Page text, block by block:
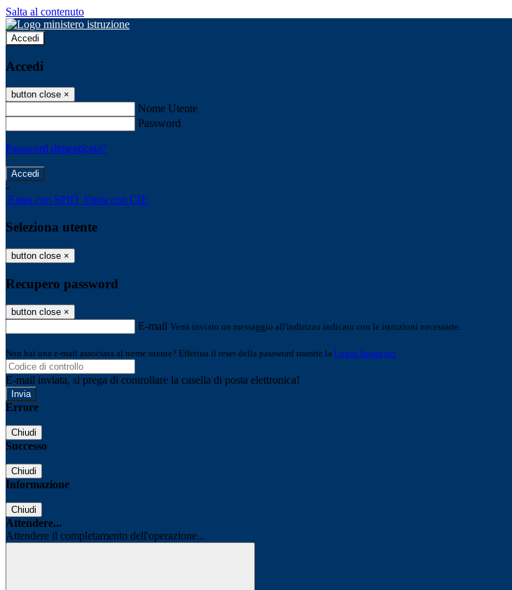
Salta al contenuto
Accedi
Accedi
button close ×
Nome Utente
Password
Password dimenticata?
-
Entra con SPID Entra con CIE
Seleziona utente
button close ×
Recupero password
button close ×
E-mail Verrà inviato un messaggio all'indirizzo indicato con le istruzioni necessarie.
Non hai una e-mail associata al nome utente? Effettua il reset della password tramite la Login Spaggiari
E-mail inviata, si prega di controllare la casella di posta elettronica!
Errore
Chiudi
Successo
Chiudi
Informazione
Chiudi
Attendere...
Attendere il completamento dell'operazione...